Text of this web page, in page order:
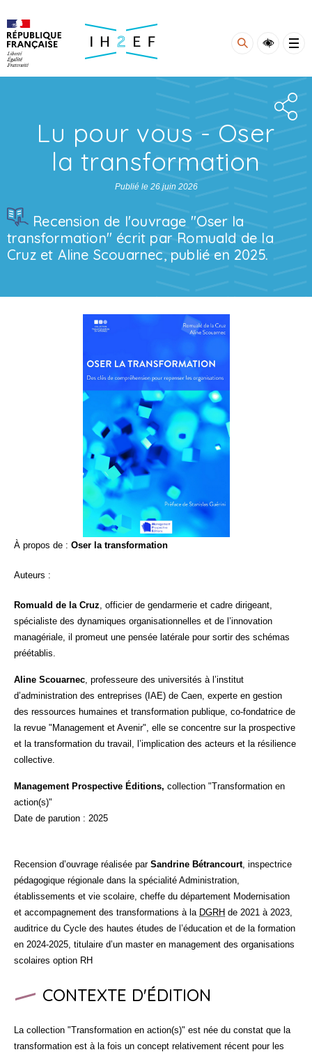
Lu pour vous - Oser
la transformation
Publié le 26 juin 2026
Recension de l'ouvrage "Oser la
transformation" écrit par Romuald de la
Cruz et Aline Scouarnec, publié en 2025.
À propos de : Oser la transformation
Auteurs :
Romuald de la Cruz officier de gendarmerie et cadre dirigeant,
spécialiste des dynamiques organisationnelles et de l’innovation
managériale, il promeut une pensée latérale pour sortir des schémas
préétablis.
Aline Scouarnec , professeure des universités à l’institut
d’administration des entreprises (IAE) de Caen, experte en gestion
des ressources humaines et transformation publique, co-fondatrice de
la revue "Management et Avenir", elle se concentre sur la prospective
et la transformation du travail, l’implication des acteurs et la résilience
collective.
Management Prospective Éditions, collection "Transformation en
action(s)"
Date de parution : 2025
Recension d’ouvrage réalisée par Sandrine Bétrancourt, inspectrice
pédagogique régionale dans la spécialité Administration,
établissements et vie scolaire, cheffe du département Modernisation
et accompagnement des transformations à la DGRH de 2021 à 2023,
auditrice du Cycle des hautes études de l’éducation et de la formation
en 2024-2025, titulaire d’un master en management des organisations
scolaires option RH
CONTEXTE D'ÉDITION
La collection "Transformation en action(s)" est née du constat que la
transformation est à la fois un concept relativement récent pour les